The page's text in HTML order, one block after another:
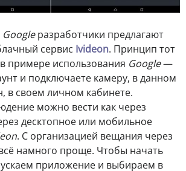
Googleразработчики предлагают
сервис Ivideon. Принцип тот
примере использования Google—
и подключаете камеру, в данном
в своем личном кабинете.
можно вести как через
десктопное или мобильное
. С организацией вещания через
намного проще. Чтобы начать
приложение и выбираем в